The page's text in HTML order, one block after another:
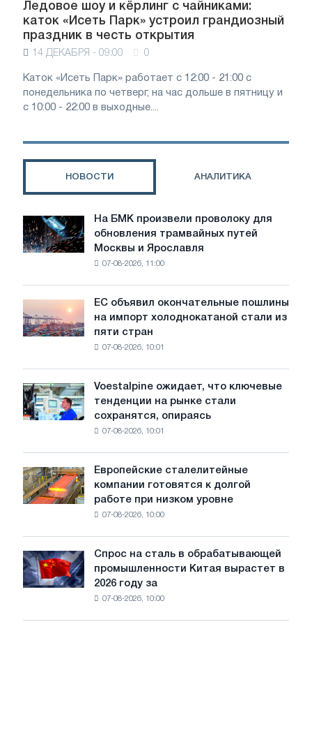
Ледовое шоу и кёрлинг с чайниками:
каток «Исеть Парк» устроил грандиозный
праздник в честь открытия
14 ДЕКАБРЯ - 09:00 0
Каток «Исеть Парк» работает с 12:00 - 21:00 с
понедельника по четверг, на час дольше в пятницу и
с 10:00 - 22:00 в выходные....
НОВОСТИ АНАЛИТИКА
На
БМК
произвели
трамвайных
путей
Ярославля
На БМК произвели проволоку для
обновления трамвайных путей
Москвы и Ярославля
07-08-2026, 11:00
объявил
окончательные
холоднокатаной
стали
стран
ЕС объявил окончательные пошлины
на импорт холоднокатаной стали из
пяти стран
07-08-2026, 10:01
Voestalpine
ожидает,
что
рынке
стали
на
диверсификацию
Voestalpine ожидает, что ключевые
тенденции на рынке стали
сохранятся, опираясь
07-08-2026, 10:01
Европейские
сталелитейные
компании
работе
при
воды
Европейские сталелитейные
компании готовятся к долгой
работе при низком уровне
07-08-2026, 10:00
Спрос
на
сталь
Спрос на сталь в обрабатывающей
промышленности Китая вырастет в
2026 году за
07-08-2026, 10:00